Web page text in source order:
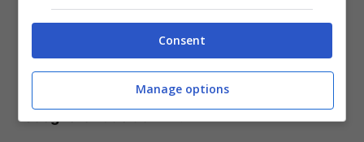
partita in Bundesliga. Volete sapere quanti
cartellini gialli ha tirato fuori in un solo
match?La bellezza di 9! Un numero
incredibile che quindi ci manda tranquilli a
Consent
Manage options